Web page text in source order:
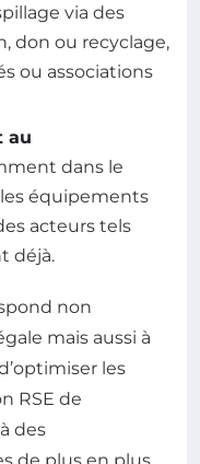
via des
don ou recyclage,
ou associations
au
dans le
équipements
acteurs tels
déjà.
non
mais aussi à
les
RSE de
des